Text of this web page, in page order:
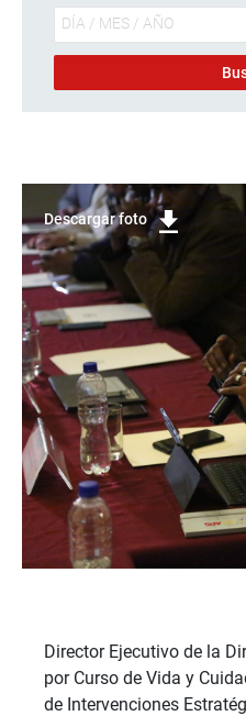
Descargar foto
Director Ejecutivo de la
por Curso de Vida y
de Intervenciones